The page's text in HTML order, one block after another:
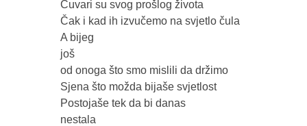
Čuvari su svog prošlog života
Čak i kad ih izvučemo na svjetlo čula
A bijeg
još
od onoga što smo mislili da držimo
Sjena što možda bijaše svjetlost
Postojaše tek da bi danas
nestala